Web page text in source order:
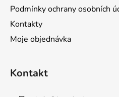
Podmínky ochrany osobních
Kontakty
Moje objednávka
Kontakt